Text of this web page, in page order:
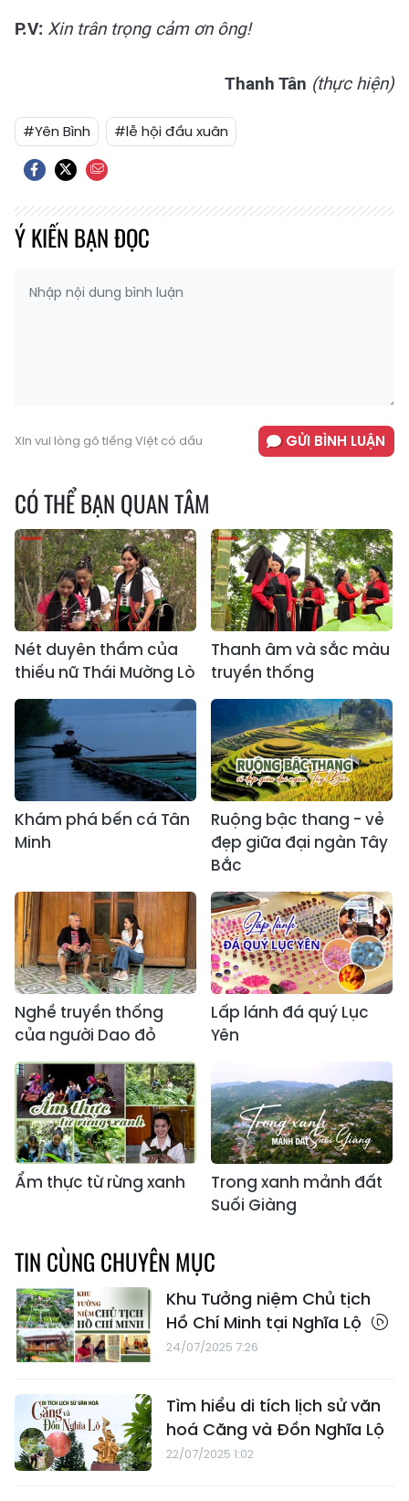
P.V: Xin trân trọng cảm ơn ông!
Thanh Tân (thực hiện)
#Yên Bình #lễ hội đầu xuân
Ý KIẾN BẠN ĐỌC
Xin vui lòng gõ tiếng Việt có dấu GỬI BÌNH LUẬN
CÓ THỂ BẠN QUAN TÂM
Nét duyên thầm của
thiếu nữ Thái Mường Lò
Thanh âm và sắc màu
truyền thống
Khám phá bến cá Tân
Minh
Ruộng bậc thang - vẻ
đẹp giữa đại ngàn Tây
Bắc
Nghề truyền thống
của người Dao đỏ
Lấp lánh đá quý Lục
Yên
Ẩm thực từ rừng xanh
Trong xanh mảnh đất
Suối Giàng
TIN CÙNG CHUYÊN MỤC
Khu Tưởng niệm Chủ tịch
Hồ Chí Minh tại Nghĩa Lộ
24/07/2025 7:26
Tìm hiểu di tích lịch sử văn
hoá Căng và Đồn Nghĩa Lộ
22/07/2025 1:02